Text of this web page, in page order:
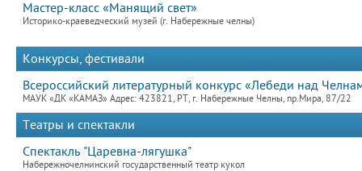
Мастер-класс «Манящий свет»
Историко-краеведческий музей (г. Набережные челны)
Конкурсы, фестивали
Всероссийский литературный конкурс «Лебеди над
МАУК «ДК «КАМАЗ» Адрес: 423821, РТ, г. Набережные Челны, пр.Мира, 87/22
Театры и спектакли
Спектакль "Царевна-лягушка"
Набережночелнинский государственный театр кукол